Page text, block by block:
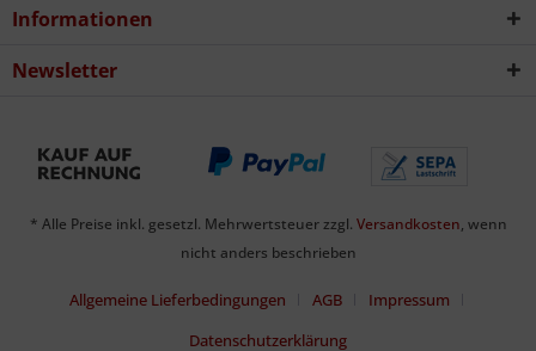
Informationen
Newsletter
* Alle Preise inkl. gesetzl. Mehrwertsteuer zzgl. Versandkosten, wenn
nicht anders beschrieben
Allgemeine Lieferbedingungen AGB
Impressum
Datenschutzerklärung